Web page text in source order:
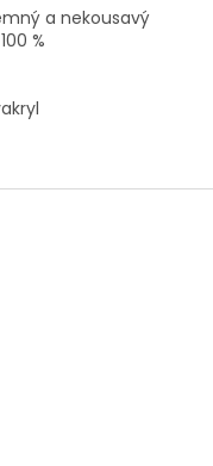
a nekousavý
%